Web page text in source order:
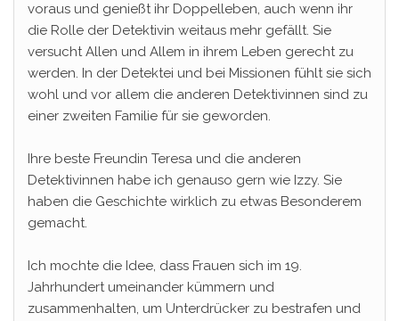
voraus und genießt ihr Doppelleben, auch wenn ihr
die Rolle der Detektivin weitaus mehr gefällt. Sie
versucht Allen und Allem in ihrem Leben gerecht zu
werden. In der Detektei und bei Missionen fühlt sie sich
wohl und vor allem die anderen Detektivinnen sind zu
einer zweiten Familie für sie geworden.
Ihre beste Freundin Teresa und die anderen
Detektivinnen habe ich genauso gern wie Izzy. Sie
haben die Geschichte wirklich zu etwas Besonderem
gemacht.
Ich mochte die Idee, dass Frauen sich im 19.
Jahrhundert umeinander kümmern und
zusammenhalten, um Unterdrücker zu bestrafen und